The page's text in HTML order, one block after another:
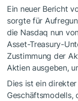
Ein neuer Bericht
sorgte für
die Nasdaq nun
Asset-Treasury-
Zustimmung der
Aktien ausgeben,
Dies ist ein
Geschäftsmodells,